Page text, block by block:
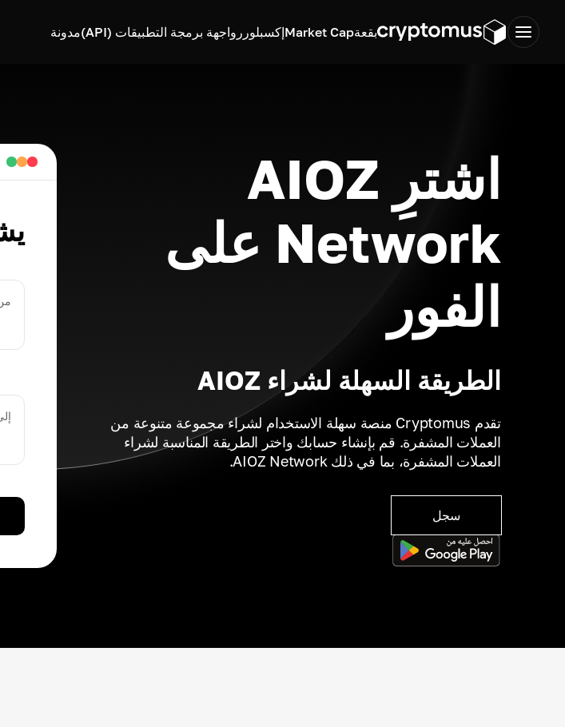
بقعةMarket Capإكسبلورر واجهة برمجة التطبيقات (API) مدونة
اشترِ AIOZ
Network على
الفور
الطريقة السهلة لشراء AIOZ
تقدم Cryptomus منصة سهلة الاستخدام لشراء مجموعة متنوعة من
العملات المشفرة. قم بإنشاء حسابك واختر الطريقة المناسبة لشراء
العملات المشفرة، بما في ذلك AIOZ Network.
سجل